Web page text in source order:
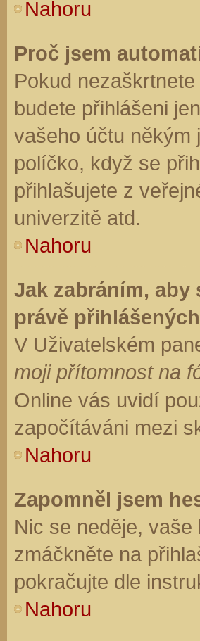
Nahoru
Proč jsem
Pokud
budete přihlášeni
vašeho účtu někým
políčko, když se
přihlašujete z
univerzitě atd.
Nahoru
Jak zabráním,
právě
V Uživatelském
moji přítomnost na
Online vás uvidí
započítáváni mezi
Nahoru
Zapomněl jsem
Nic se neděje,
zmáčkněte na
pokračujte dle
Nahoru